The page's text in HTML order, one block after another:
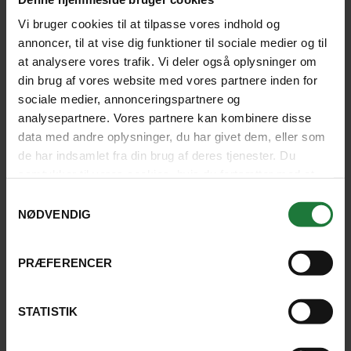
Vi bruger cookies til at tilpasse vores indhold og
annoncer, til at vise dig funktioner til sociale medier og til
at analysere vores trafik. Vi deler også oplysninger om
din brug af vores website med vores partnere inden for
sociale medier, annonceringspartnere og
analysepartnere. Vores partnere kan kombinere disse
data med andre oplysninger, du har givet dem, eller som
de har indsamlet fra din brug af deres tjenester. Du
NØDVENDIG
PRÆFERENCER
STATISTIK
SE REJSE
SE KORT
Charmerende Cuba - Havana og Trinidad